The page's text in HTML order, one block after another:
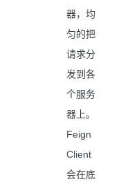
器，均
匀的把
请求分
发到各
个服务
器上。
Feign
Client
会在底